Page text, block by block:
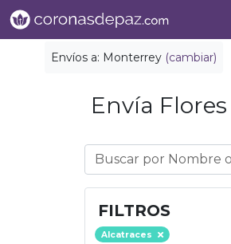
Envíos a: Monterrey (cambiar)
Envía
FILTROS
Alcatraces